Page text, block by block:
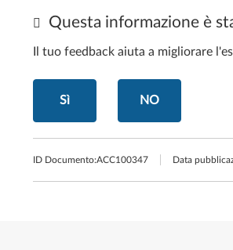
Questa informazione è
Il tuo feedback aiuta a migliorare
Sì NO
ID Documento:ACC100347 Data